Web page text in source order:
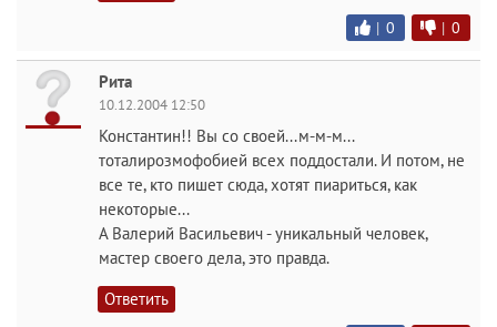
| 0 | 0
Рита
10.12.2004 12:50
Константин!! Вы со своей...м-м-м...
тоталирозмофобией всех поддостали. И потом, не
все те, кто пишет сюда, хотят пиариться, как
некоторые...
А Валерий Васильевич - уникальный человек,
мастер своего дела, это правда.
Ответить